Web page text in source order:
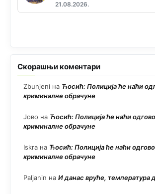
21.08.2026.
Скорашњи коментари
Zbunjeni на Ћосић: Полиција ће наћи
криминалне обрачуне
Јово на Ћосић: Полиција ће наћи
криминалне обрачуне
Iskra на Ћосић: Полиција ће наћи
криминалне обрачуне
Paljanin на И данас вруће, температура